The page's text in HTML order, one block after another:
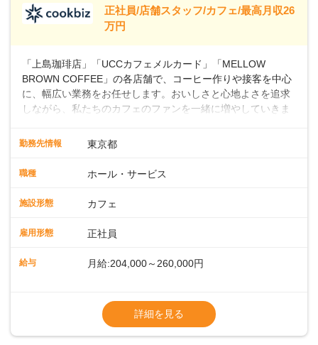
※試用期間なし
■店長職： ・西日本／月給26万7500円
万円＋賞与(年3回)・店長職：年収410万円／
正社員/店舗スタッフ/カフェ/最高月収26
万円
「上島珈琲店」「UCCカフェメルカード」「MELLOW
BROWN COFFEE」の各店舗で、コーヒー作りや接客を中心
に、幅広い業務をお任せします。おいしさと心地よさを追求
しながら、私たちのカフェのファンを一緒に増やしていきま
クの作成お客様のご案内、レジ対応軽食メニューの調理店内
ート体制充実コーヒーの知識から接客マナーまで、先輩スタ
年齢層が活躍しており、チームワークも抜群です。基本マニ
業務に馴染める環境です。「カフェの接客は初めて」という
ッフとして経験を積んだ後、店長を目指してみませんか。売
よ♪あなたも、無理なくステップアップできる環境で、少しず
つ成長していきませんか？
勤務先情報 東京都
職種 ホール・サービス
施設形態 カフェ
雇用形態 正社員
給与 月給:204,000～260,000円
ます・東日本エリア：月給21万4000～27万
※経験・スキルを考慮の上、決定します。
詳細を見る